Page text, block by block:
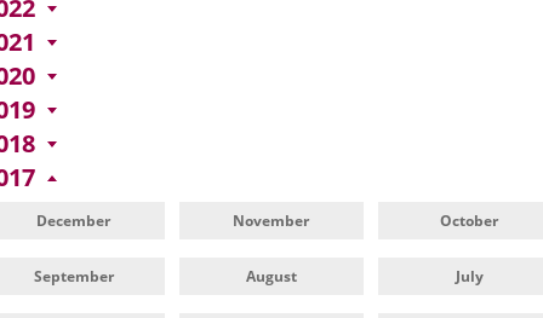
December November October
September August July